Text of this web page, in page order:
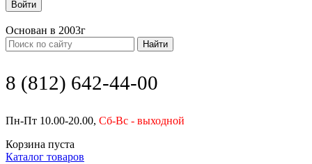
Войти
Основан в 2003г
Найти
8 (812) 642-44-00
Пн-Пт 10.00-20.00, Сб-Вс - выходной
Корзина пуста
Каталог товаров